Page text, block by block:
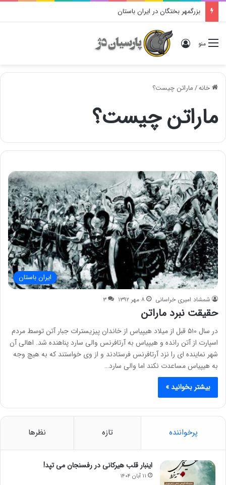
بزرگمهر بختگان در ایران باستان
منو ورود
خانه/ماراتن چیست؟
ماراتن چیست؟
ایران باستان
شمشاد امیری خراسانی ۸ مهر ۱۳۹۲ ۳
حقیقت نبرد ماراتن
در سال ۵۱۰ قبل از میلاد هیپیاس از خاندان پیزیسترات جبار آتن توسط مردم
اسپارت از آتن رانده و هیپیاس به آرتافرنس والی سارد پناهنده شد. اهالی آن
شهر نماینده ای را نزد آرتافرنس فرستادند و از وی خواستند که به هیچ وجه
به هیپیاس مساعدت نکند اما والی سارد…
بیشتر بخوانید »
پرخواننده تازه نظرها
اینبار قلب هیرکانی در رفسنجان می تپد!
۱۱ آبان ۱۴۰۴